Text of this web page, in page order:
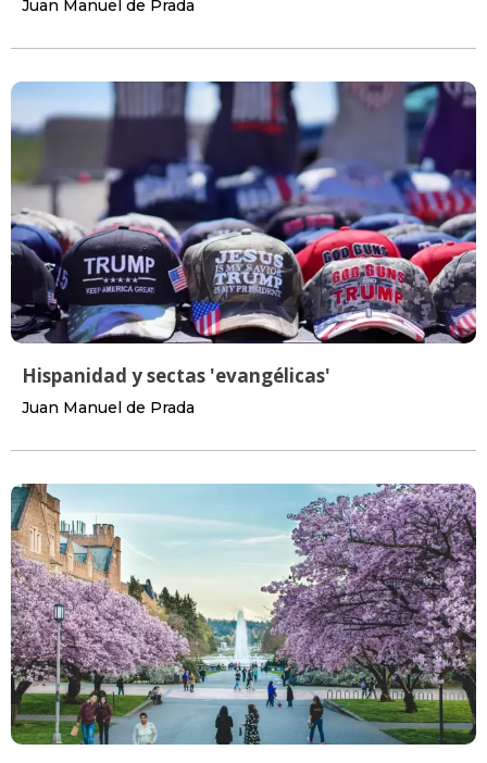
Juan Manuel de Prada
Hispanidad y sectas 'evangélicas'
Juan Manuel de Prada